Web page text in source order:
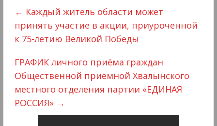
← Каждый житель области может
принять участие в акции, приуроченной
к 75-летию Великой Победы
ГРАФИК личного приёма граждан
Общественной приёмной Хвалынского
местного отделения партии «ЕДИНАЯ
РОССИЯ» →